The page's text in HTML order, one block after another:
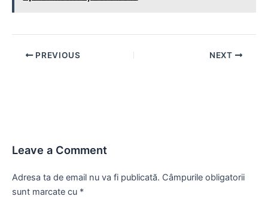
Post PREVIOUS NEXT
Leave a Comment
Adresa ta de email nu va fi publicată. Câmpurile obligatorii
sunt marcate cu *